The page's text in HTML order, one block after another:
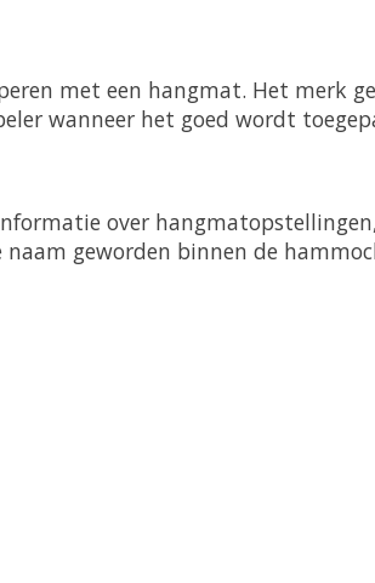
met een hangmat. Het merk
wanneer het goed wordt
over
geworden binnen de